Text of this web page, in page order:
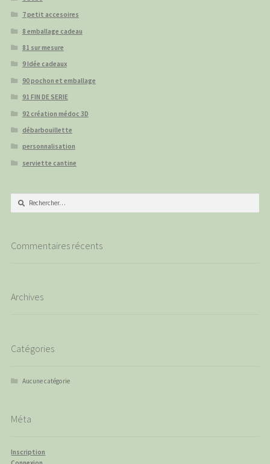
7 petit accesoires
8 emballage cadeau
81 sur mesure
9 Idée cadeaux
90 pochon et emballage
91 FIN DE SERIE
92 création médoc 3D
débarbouillette
personnalisation
serviette cantine
Rechercher :
Commentaires récents
Archives
Catégories
Aucune catégorie
Méta
Inscription